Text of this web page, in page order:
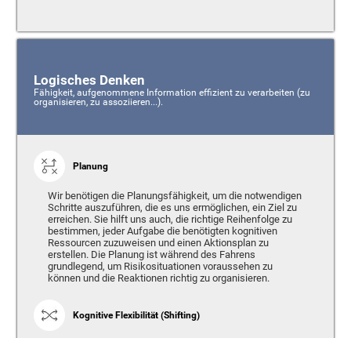
Logisches Denken
Fähigkeit, aufgenommene Information effizient zu verarbeiten (zu
organisieren, zu assoziieren...).
Planung
Wir benötigen die Planungsfähigkeit, um die notwendigen
Schritte auszuführen, die es uns ermöglichen, ein Ziel zu
erreichen. Sie hilft uns auch, die richtige Reihenfolge zu
bestimmen, jeder Aufgabe die benötigten kognitiven
Ressourcen zuzuweisen und einen Aktionsplan zu
erstellen. Die Planung ist während des Fahrens
grundlegend, um Risikosituationen voraussehen zu
können und die Reaktionen richtig zu organisieren.
Kognitive Flexibilität (Shifting)